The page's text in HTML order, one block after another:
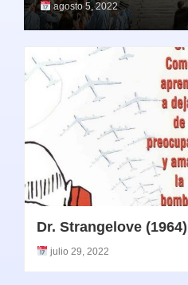
agosto 5, 2022
Dr. Strangelove (1964)
julio 29, 2022